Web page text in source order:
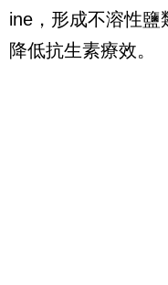
ine，形成不溶性鹽
降低抗生素療效。